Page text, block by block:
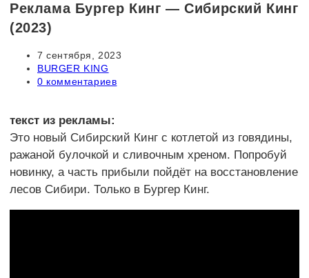
Реклама Бургер Кинг — Сибирский Кинг
(2023)
Запись
опубликована:
7 сентября, 2023
Рубрика
записи:
BURGER KING
Комментарии
0 комментариев
текст из рекламы:
Это новый Сибирский Кинг с котлетой из говядины,
ражаной булочкой и сливочным хреном. Попробуй
новинку, а часть прибыли пойдёт на восстановление
лесов Сибири. Только в Бургер Кинг.